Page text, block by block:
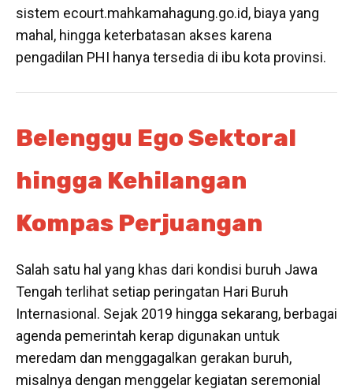
sistem ecourt.mahkamahagung.go.id, biaya yang
mahal, hingga keterbatasan akses karena
pengadilan PHI hanya tersedia di ibu kota provinsi.
Belenggu Ego Sektoral
hingga Kehilangan
Kompas Perjuangan
Salah satu hal yang khas dari kondisi buruh Jawa
Tengah terlihat setiap peringatan Hari Buruh
Internasional. Sejak 2019 hingga sekarang, berbagai
agenda pemerintah kerap digunakan untuk
meredam dan menggagalkan gerakan buruh,
misalnya dengan menggelar kegiatan seremonial